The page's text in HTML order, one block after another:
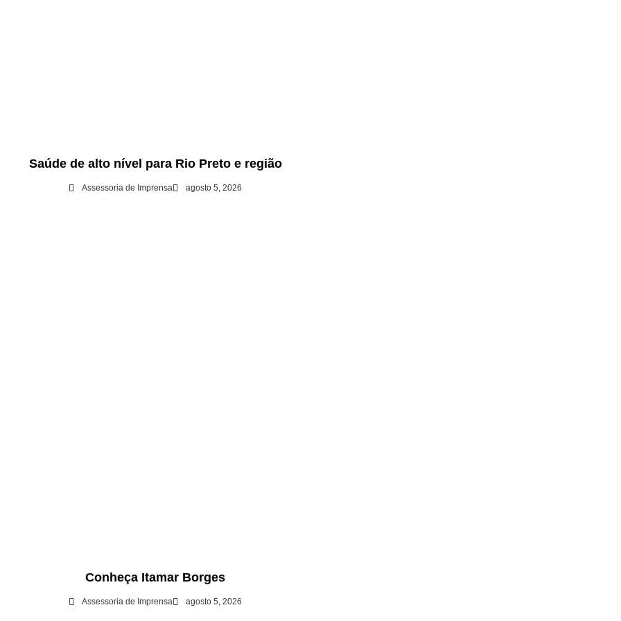
Saúde de alto nível para Rio Preto e região
Assessoria de Imprensa agosto 5, 2026
Conheça Itamar Borges
Assessoria de Imprensa agosto 5, 2026